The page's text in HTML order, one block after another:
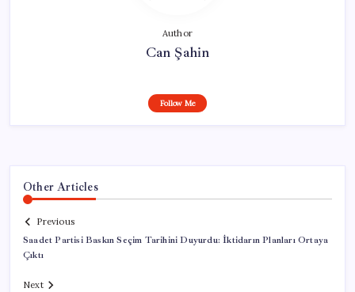
Author
Can Şahin
Follow Me
Other Articles
Previous
Saadet Partisi Baskın Seçim Tarihini Duyurdu: İktidarın Planları Ortaya
Çıktı
Next